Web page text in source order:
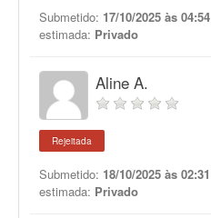
Submetido: 17/10/2025 às 04:54
estimada: Privado
Aline A.
Rejeitada
Submetido: 18/10/2025 às 02:31
estimada: Privado